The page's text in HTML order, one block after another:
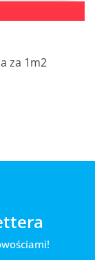
za 1m2